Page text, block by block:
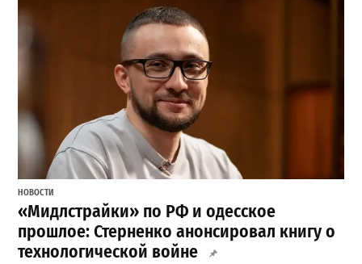
НОВОСТИ
«Мидлстрайки» по РФ и одесское
прошлое: Стерненко анонсировал книгу о
технологической войне